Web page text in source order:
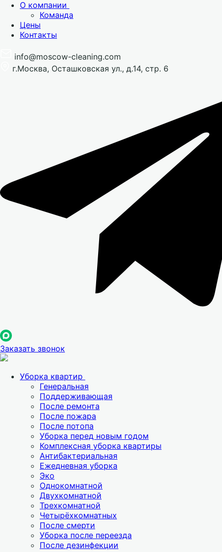
О компании
Команда
Цены
Контакты
info@moscow-cleaning.com
г.Москва, Осташковская ул., д.14, стр. 6
Заказать звонок
Уборка квартир
Генеральная
Поддерживающая
После ремонта
После пожара
После потопа
Уборка перед новым годом
Комплексная уборка квартиры
Антибактериальная
Ежедневная уборка
Эко
Однокомнатной
Двухкомнатной
Трехкомнатной
Четырёхкомнатных
После смерти
Уборка после переезда
После дезинфекции